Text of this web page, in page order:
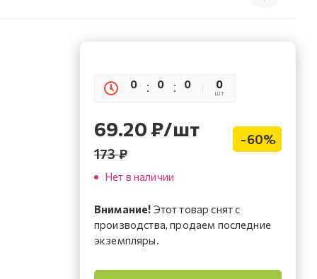
0 0 0 00
шт
69.20₽/шт
173₽
-60%
Нет в наличии
Внимание! Этот товар снят с
производства, продаем последние
экземпляры.